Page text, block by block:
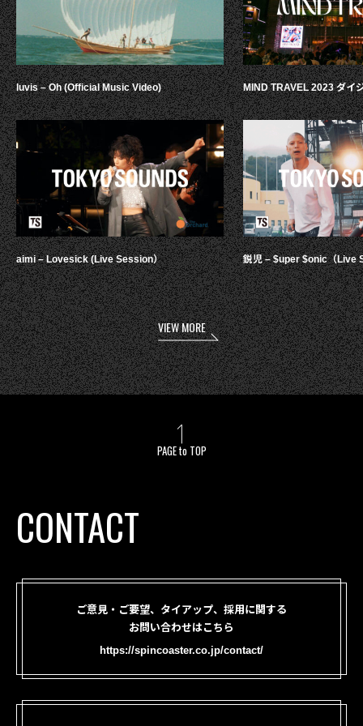
luvis – Oh (Official Music Video)
aimi – Lovesick (Live Session）
MIND TRAVEL 2023 ダイ
鋭児 – $uper $onic（Live
VIEW MORE
PAGE to TOP
CONTACT
ご意見・ご要望、タイアップ、採用に関する
お問い合わせはこちら
https://spincoaster.co.jp/contact/